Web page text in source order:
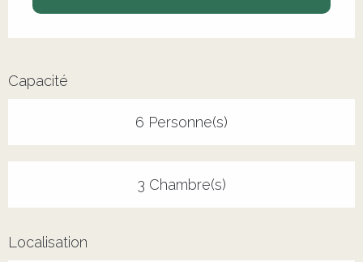
Capacité
6 Personne(s)
3 Chambre(s)
Localisation